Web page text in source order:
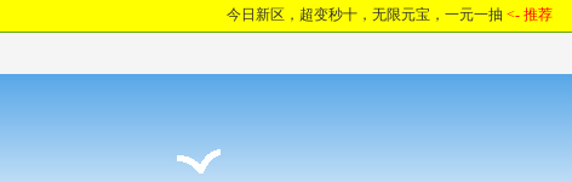
今日新区，超变秒十，无限元宝，一元一抽 <- 推荐